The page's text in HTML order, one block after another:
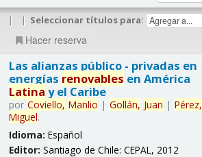
| | Seleccionar títulos para:
Hacer reserva
Las alianzas público - privadas en
energías renovables en América
Latina y el Caribe
por Coviello, Manlio | Gollán, Juan | Pérez,
Miguel.
Idioma: Español
Editor: Santiago de Chile: CEPAL, 2012